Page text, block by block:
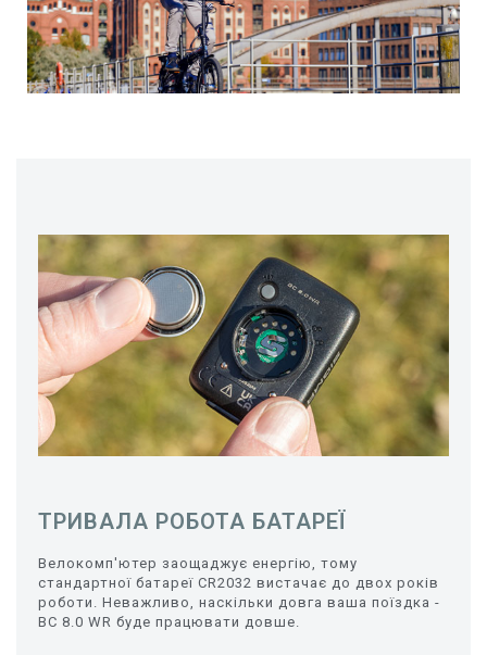
ТРИВАЛА РОБОТА БАТАРЕЇ
Велокомп'ютер заощаджує енергію, тому
стандартної батареї CR2032 вистачає до двох років
роботи. Неважливо, наскільки довга ваша поїздка -
BC 8.0 WR буде працювати довше.